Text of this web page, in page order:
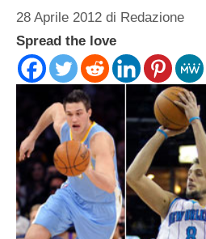
28 Aprile 2012 di Redazione
Spread the love